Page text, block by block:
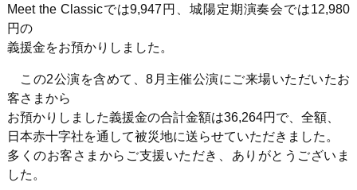
Meet the Classicでは9,947円、城陽定期演奏会では12,980
円の
義援金をお預かりしました。
この2公演を含めて、8月主催公演にご来場いただいたお
客さまから
お預かりしました義援金の合計金額は36,264円で、全額、
日本赤十字社を通して被災地に送らせていただきました。
多くのお客さまからご支援いただき、ありがとうございま
した。